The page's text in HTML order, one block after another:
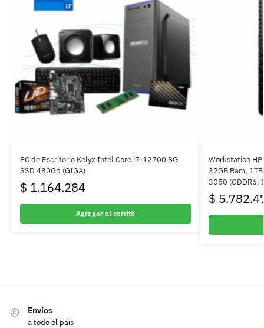
PC de Escritorio Kelyx Intel Core i7-12700 8G
SSD 480Gb (GIGA)
$ 1.164.284
Agregar al carrito
Workstation
32GB Ram,
3050 (GDDR6,
$
Envíos
a todo el país